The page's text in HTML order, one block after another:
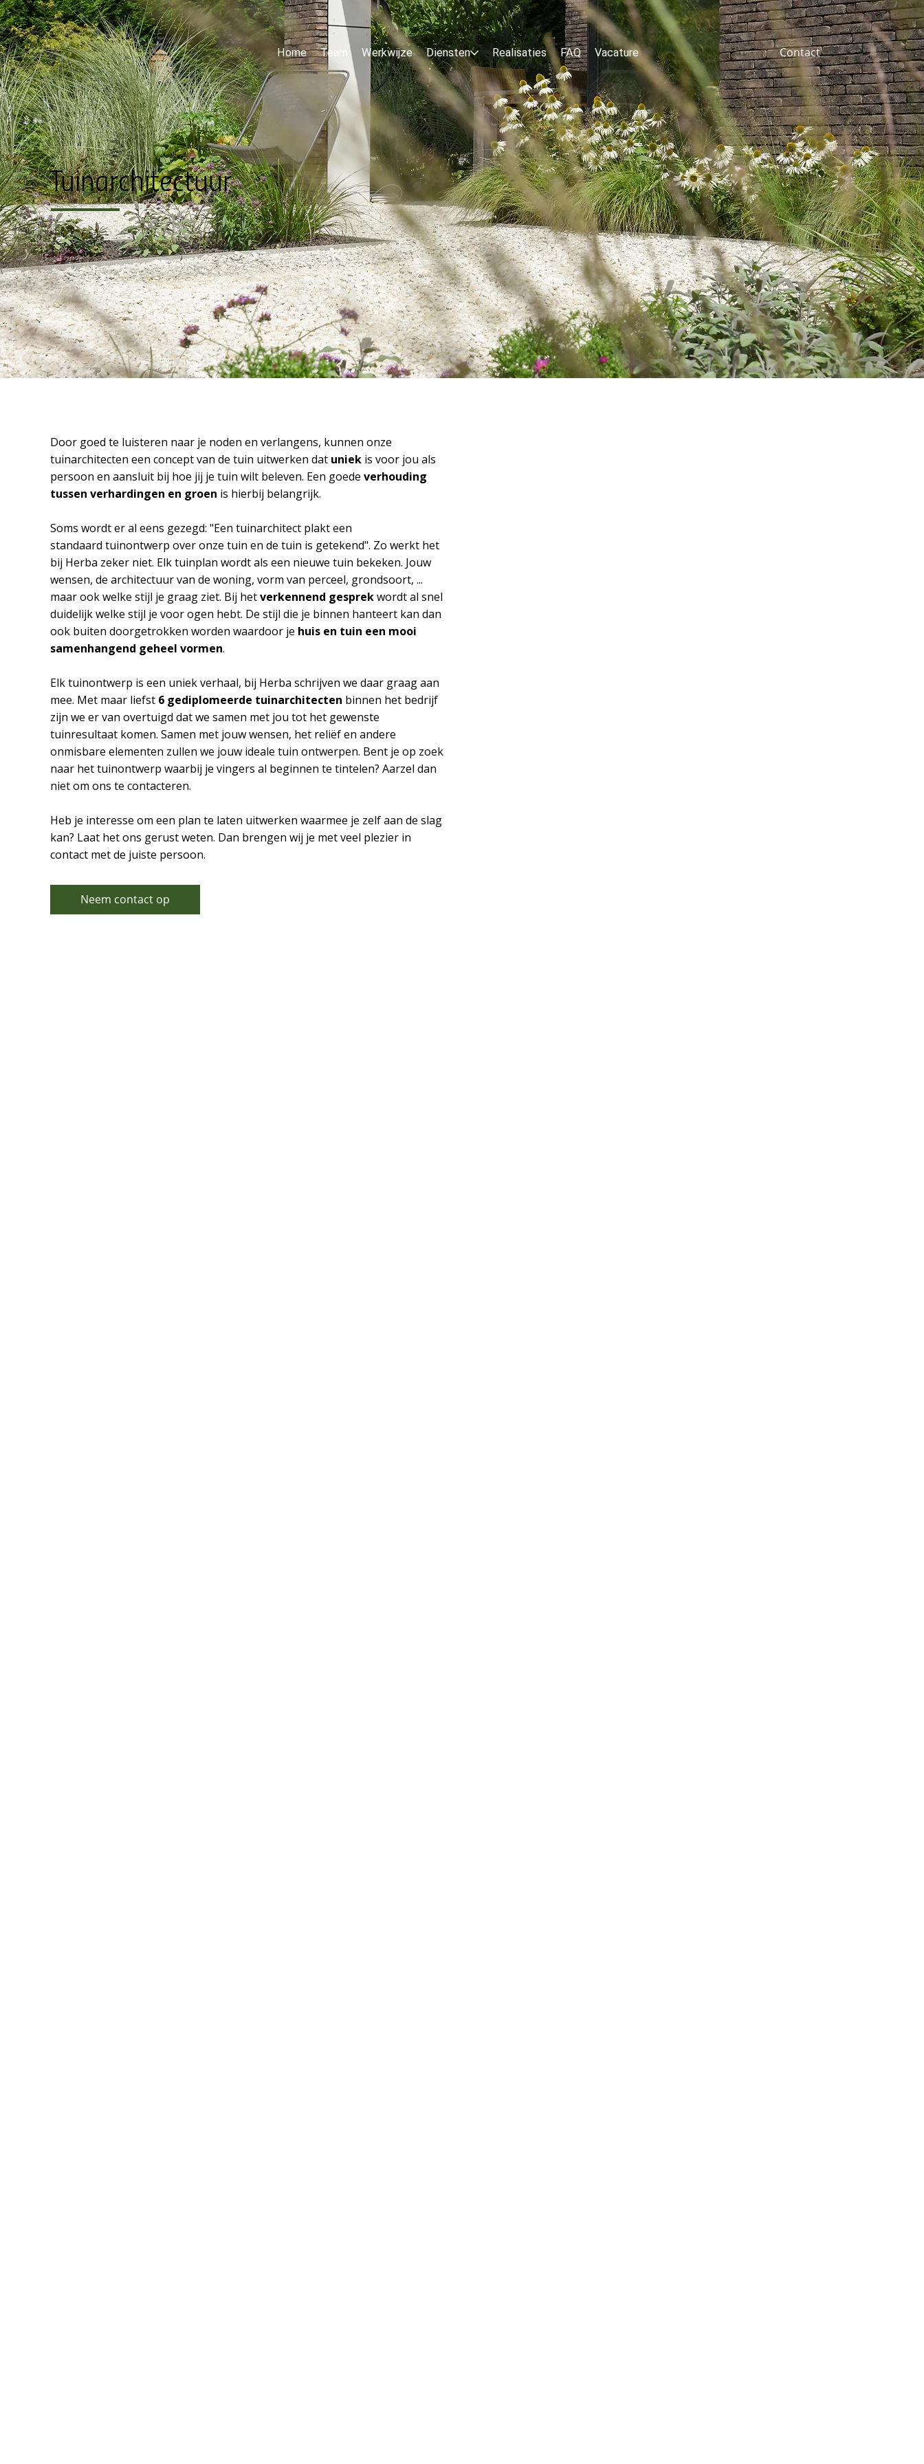
Contact
Home Team Werkwijze Diensten Realisaties FAQ Vacature
Tuinarchitectuur
Door goed te luisteren naar je noden en verlangens, kunnen onze
tuinarchitecten een concept van de tuin uitwerken dat uniekis voor jou als
persoon en aansluit bij hoe jij je tuin wilt beleven. Een goede verhouding
tussen verhardingen en groen is hierbij belangrijk.
Soms wordt er al eens gezegd: "Een tuinarchitect plakt een
standaard tuinontwerp over onze tuin en de tuin is getekend". Zo werkt het
bij Herba zeker niet. Elk tuinplan wordt als een nieuwe tuin bekeken. Jouw
wensen, de architectuur van de woning, vorm van perceel, grondsoort, ...
maar ook welke stijl je graag ziet. Bij hetverkennend gesprekwordt al snel
duidelijk welke stijl je voor ogen hebt. De stijl die je binnen hanteert kan dan
ook buiten doorgetrokken worden waardoor je huis en tuin een mooi
samenhangend geheel vormen.
Elk tuinontwerp is een uniek verhaal, bij Herba schrijven we daar graag aan
mee. Met maar liefst 6 gediplomeerde tuinarchitecten binnen het bedrijf
zijn we er van overtuigd dat we samen met jou tot het gewenste
tuinresultaat komen. Samen met jouw wensen, het reliëf en andere
onmisbare elementen zullen we jouw ideale tuin ontwerpen. Bent je op zoek
naar het tuinontwerp waarbij je vingers al beginnen te tintelen? Aarzel dan
niet om ons te contacteren.
Heb je interesse om een plan te laten uitwerken waarmee je zelf aan de slag
kan? Laat het ons gerust weten. Dan brengen wij je met veel plezier in
contact met de juiste persoon.
Neem contact op